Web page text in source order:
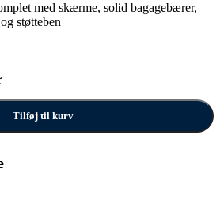
med skærme, solid bagagebærer,
støtteben
Tilføj til kurv